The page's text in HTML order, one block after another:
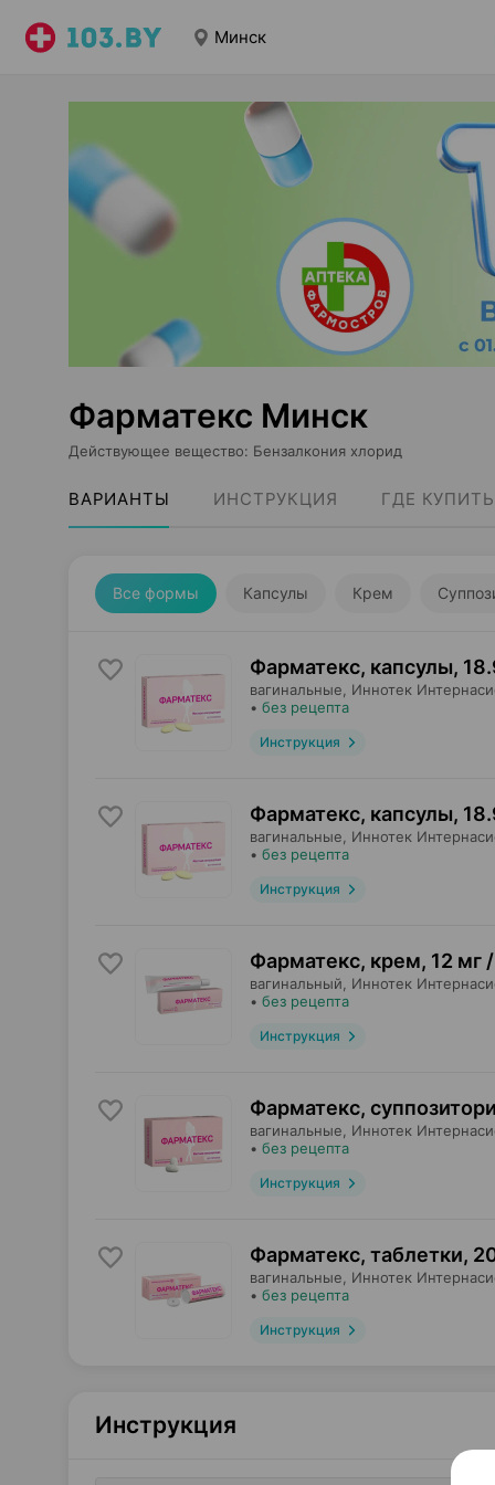
Минск
Фарматекс Минск
Действующее вещество: Бензалкония хлорид
ВАРИАНТЫ ИНСТРУКЦИЯ ГДЕ КУПИТЬ
Все формы Капсулы Крем
Фарматекс, капсулы,
вагинальные, Иннотек
• без рецепта
Инструкция
Фарматекс, капсулы,
вагинальные, Иннотек
• без рецепта
Инструкция
Фарматекс, крем, 12 мг /
вагинальный, Иннотек
• без рецепта
Инструкция
Фарматекс,
вагинальные, Иннотек
• без рецепта
Инструкция
Фарматекс, таблетки,
вагинальные, Иннотек
• без рецепта
Инструкция
Инструкция